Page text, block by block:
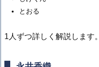
とおる
1人ずつ詳しく解説します。